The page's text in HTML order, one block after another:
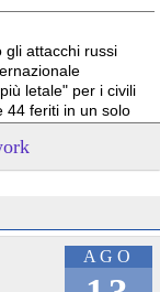
gli attacchi russi
letale" per i civili
44 feriti in un solo
quasi 1.400 civili
russi , un
seconda bomba
AGO